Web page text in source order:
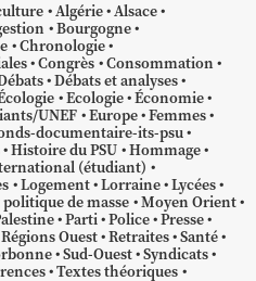
Algérie Alsace
Bourgogne
Chronologie
Congrès Consommation
Débats et analyses
Ecologie Économie
UNEF Europe Femmes
documentaire-its-psu
Histoire du PSU Hommage
(étudiant)
Logement Lorraine Lycées
de masse Moyen Orient
Parti Police Presse
Régions Ouest Retraites Santé
Sud-Ouest Syndicats
Textes théoriques